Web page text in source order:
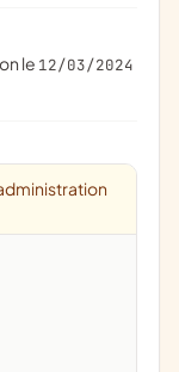
le 12/03/2024